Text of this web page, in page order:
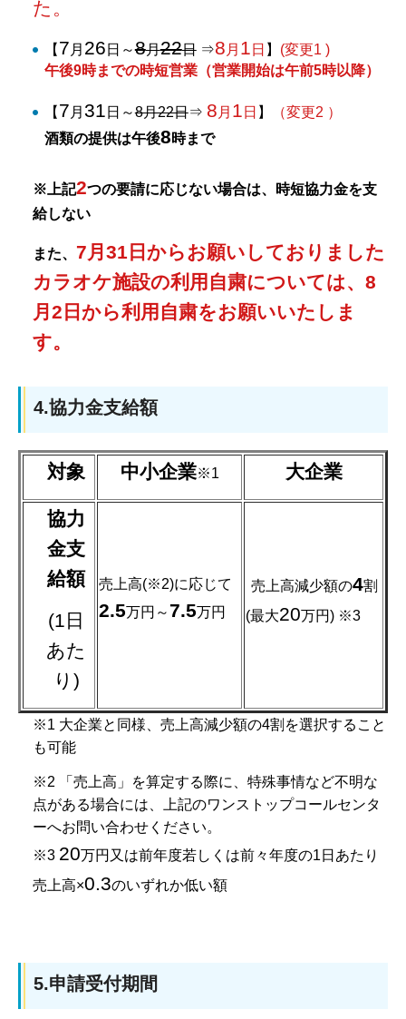
た。
【 7 月 26 日～8月22日⇒8 月 1 日 】 (変更1 )
午後9時までの時短営業（営業開始は午前5時以降）
【 7 月 31 日～8月22日⇒ 8 月 1 日 】
（変更2 ）
酒類の提供は午後8時まで
※上記2つの要請に応じない場合は、時短協力金を支
給しない
また、 7月31日からお願いしておりました
カラオケ施設の利用自粛については、8
月2日から利用自粛をお願いいたしま
す。
4.協力金支給額
対象 中小企業※1 大企業
協力
金支
給額
(1日
あた
り)
売上高(※2)に応じて
2.5万円～7.5万円
売上高減少額の4割
(最大20万円) ※3
※1 大企業と同様、売上高減少額の4割を選択すること
も可能
※2 「売上高」を算定する際に、特殊事情など不明な
点がある場合には、上記のワンストップコールセンタ
ーへお問い合わせください。
※3 20万円又は前年度若しくは前々年度の1日あたり
売上高×0.3のいずれか低い額
5.申請受付期間